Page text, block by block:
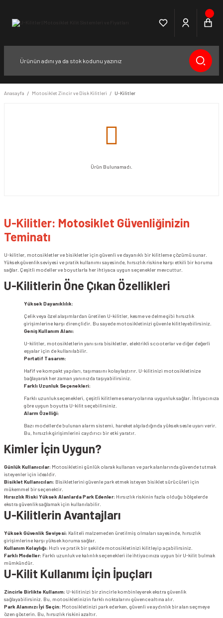
Anasayfa Motosiklet Zincir ve Disk Kilitleri U-Kilitler
Ürün Bulunamadı.
U-Kilitler: Motosiklet Güvenliğinizin
Teminatı
U-kilitler, motosikletler ve bisikletler için güvenli ve dayanıklı bir kilitleme çözümü sunar.
Yüksek güvenlik seviyesi ve pratik kullanımı sayesinde, hırsızlık riskine karşı etkili bir koruma
sağlar. Çeşitli modeller ve boyutlarla her ihtiyaca uygun seçenekler mevcuttur.
U-Kilitlerin Öne Çıkan Özellikleri
Yüksek Dayanıklılık:
Çelik veya özel alaşımlardan üretilen U-kilitler, kesme ve delme gibi hırsızlık
girişimlerine karşı dirençlidir. Bu sayede motosikletinizi güvenle kilitleyebilirsiniz.
Geniş Kullanım Alanı:
U-kilitler, motosikletlerin yanı sıra bisikletler, elektrikli scooterlar ve diğer değerli
eşyalar için de kullanılabilir.
Portatif Tasarım:
Hafif ve kompakt yapıları, taşımasını kolaylaştırır. U-kilitinizi motosikletinize
bağlayarak her zaman yanınızda taşıyabilirsiniz.
Farklı Uzunluk Seçenekleri:
Farklı uzunluk seçenekleri, çeşitli kilitleme senaryolarına uygunluk sağlar. İhtiyacınıza
göre uygun boyutta U-kilit seçebilirsiniz.
Alarm Özelliği:
Bazı modellerde bulunan alarm sistemi, hareket algıladığında yüksek sesle uyarı verir.
Bu, hırsızlık girişimlerini caydırıcı bir etki yaratır.
Kimler İçin Uygun?
Günlük Kullanıcılar: Motosikletini günlük olarak kullanan ve park alanlarında güvende tutmak
isteyenler için idealdir.
Bisiklet Kullanıcıları: Bisikletlerini güvenle park etmek isteyen bisiklet sürücüleri için
mükemmel bir seçenektir.
Hırsızlık Riski Yüksek Alanlarda Park Edenler: Hırsızlık riskinin fazla olduğu bölgelerde
ekstra güvenlik sağlamak için kullanılabilir.
U-Kilitlerin Avantajları
Yüksek Güvenlik Seviyesi: Kaliteli malzemeden üretilmiş olmaları sayesinde, hırsızlık
girişimlerine karşı yüksek koruma sağlar.
Kullanım Kolaylığı: Hızlı ve pratik bir şekilde motosikletinizi kilitleyip açabilirsiniz.
Farklı Modeller: Farklı uzunluk ve kalınlık seçenekleri ile ihtiyacınıza uygun bir U-kilit bulmak
mümkündür.
U-Kilit Kullanımı İçin İpuçları
Zincirle Birlikte Kullanım: U-kilitinizi bir zincirle kombinleyerek ekstra güvenlik
sağlayabilirsiniz. Bu, motosikletinizin farklı noktalarını güvence altına alır.
Park Alanınızı İyi Seçin: Motosikletinizi park ederken, güvenli ve aydınlık bir alan seçmeye
özen gösterin. Bu, hırsızlık riskini azaltır.